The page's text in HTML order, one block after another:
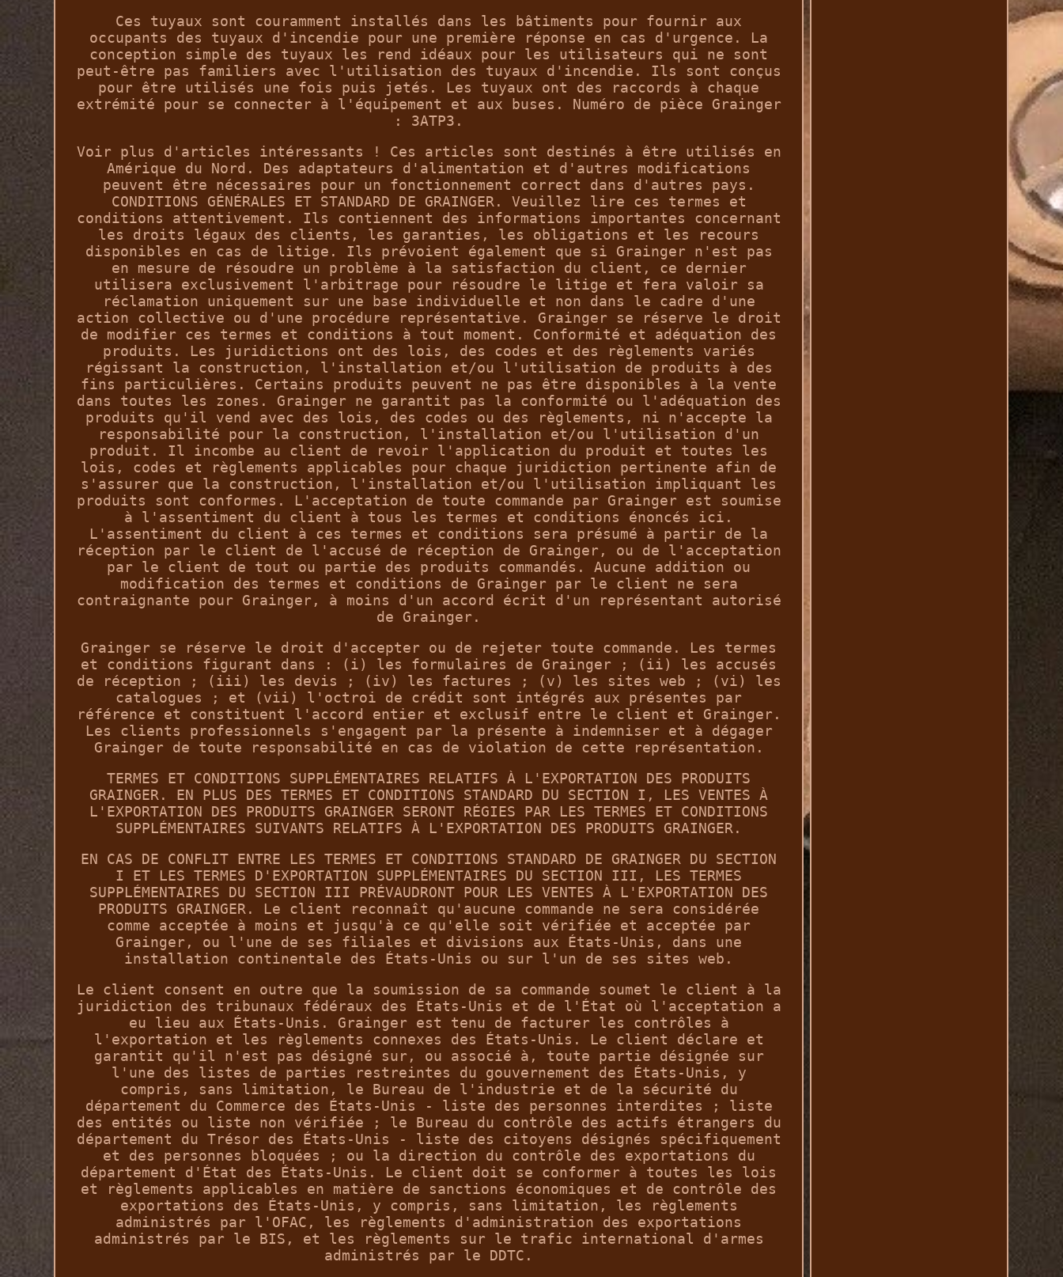
Ces tuyaux sont couramment installés dans les bâtiments pour fournir aux
occupants des tuyaux d'incendie pour une première réponse en cas d'urgence. La
conception simple des tuyaux les rend idéaux pour les utilisateurs qui ne sont
peut-être pas familiers avec l'utilisation des tuyaux d'incendie. Ils sont conçus
pour être utilisés une fois puis jetés. Les tuyaux ont des raccords à chaque
extrémité pour se connecter à l'équipement et aux buses. Numéro de pièce Grainger
: 3ATP3.
Voir plus d'articles intéressants ! Ces articles sont destinés à être utilisés en
Amérique du Nord. Des adaptateurs d'alimentation et d'autres modifications
peuvent être nécessaires pour un fonctionnement correct dans d'autres pays.
CONDITIONS GÉNÉRALES ET STANDARD DE GRAINGER. Veuillez lire ces termes et
conditions attentivement. Ils contiennent des informations importantes concernant
les droits légaux des clients, les garanties, les obligations et les recours
disponibles en cas de litige. Ils prévoient également que si Grainger n'est pas
en mesure de résoudre un problème à la satisfaction du client, ce dernier
utilisera exclusivement l'arbitrage pour résoudre le litige et fera valoir sa
réclamation uniquement sur une base individuelle et non dans le cadre d'une
action collective ou d'une procédure représentative. Grainger se réserve le droit
de modifier ces termes et conditions à tout moment. Conformité et adéquation des
produits. Les juridictions ont des lois, des codes et des règlements variés
régissant la construction, l'installation et/ou l'utilisation de produits à des
fins particulières. Certains produits peuvent ne pas être disponibles à la vente
dans toutes les zones. Grainger ne garantit pas la conformité ou l'adéquation des
produits qu'il vend avec des lois, des codes ou des règlements, ni n'accepte la
responsabilité pour la construction, l'installation et/ou l'utilisation d'un
produit. Il incombe au client de revoir l'application du produit et toutes les
lois, codes et règlements applicables pour chaque juridiction pertinente afin de
s'assurer que la construction, l'installation et/ou l'utilisation impliquant les
produits sont conformes. L'acceptation de toute commande par Grainger est soumise
à l'assentiment du client à tous les termes et conditions énoncés ici.
L'assentiment du client à ces termes et conditions sera présumé à partir de la
réception par le client de l'accusé de réception de Grainger, ou de l'acceptation
par le client de tout ou partie des produits commandés. Aucune addition ou
modification des termes et conditions de Grainger par le client ne sera
contraignante pour Grainger, à moins d'un accord écrit d'un représentant autorisé
de Grainger.
Grainger se réserve le droit d'accepter ou de rejeter toute commande. Les termes
et conditions figurant dans : (i) les formulaires de Grainger ; (ii) les accusés
de réception ; (iii) les devis ; (iv) les factures ; (v) les sites web ; (vi) les
catalogues ; et (vii) l'octroi de crédit sont intégrés aux présentes par
référence et constituent l'accord entier et exclusif entre le client et Grainger.
Les clients professionnels s'engagent par la présente à indemniser et à dégager
Grainger de toute responsabilité en cas de violation de cette représentation.
TERMES ET CONDITIONS SUPPLÉMENTAIRES RELATIFS À L'EXPORTATION DES PRODUITS
GRAINGER. EN PLUS DES TERMES ET CONDITIONS STANDARD DU SECTION I, LES VENTES À
L'EXPORTATION DES PRODUITS GRAINGER SERONT RÉGIES PAR LES TERMES ET CONDITIONS
SUPPLÉMENTAIRES SUIVANTS RELATIFS À L'EXPORTATION DES PRODUITS GRAINGER.
EN CAS DE CONFLIT ENTRE LES TERMES ET CONDITIONS STANDARD DE GRAINGER DU SECTION
I ET LES TERMES D'EXPORTATION SUPPLÉMENTAIRES DU SECTION III, LES TERMES
SUPPLÉMENTAIRES DU SECTION III PRÉVAUDRONT POUR LES VENTES À L'EXPORTATION DES
PRODUITS GRAINGER. Le client reconnaît qu'aucune commande ne sera considérée
comme acceptée à moins et jusqu'à ce qu'elle soit vérifiée et acceptée par
Grainger, ou l'une de ses filiales et divisions aux États-Unis, dans une
installation continentale des États-Unis ou sur l'un de ses sites web.
Le client consent en outre que la soumission de sa commande soumet le client à la
juridiction des tribunaux fédéraux des États-Unis et de l'État où l'acceptation a
eu lieu aux États-Unis. Grainger est tenu de facturer les contrôles à
l'exportation et les règlements connexes des États-Unis. Le client déclare et
garantit qu'il n'est pas désigné sur, ou associé à, toute partie désignée sur
l'une des listes de parties restreintes du gouvernement des États-Unis, y
compris, sans limitation, le Bureau de l'industrie et de la sécurité du
département du Commerce des États-Unis - liste des personnes interdites ; liste
des entités ou liste non vérifiée ; le Bureau du contrôle des actifs étrangers du
département du Trésor des États-Unis - liste des citoyens désignés spécifiquement
et des personnes bloquées ; ou la direction du contrôle des exportations du
département d'État des États-Unis. Le client doit se conformer à toutes les lois
et règlements applicables en matière de sanctions économiques et de contrôle des
exportations des États-Unis, y compris, sans limitation, les règlements
administrés par l'OFAC, les règlements d'administration des exportations
administrés par le BIS, et les règlements sur le trafic international d'armes
administrés par le DDTC.